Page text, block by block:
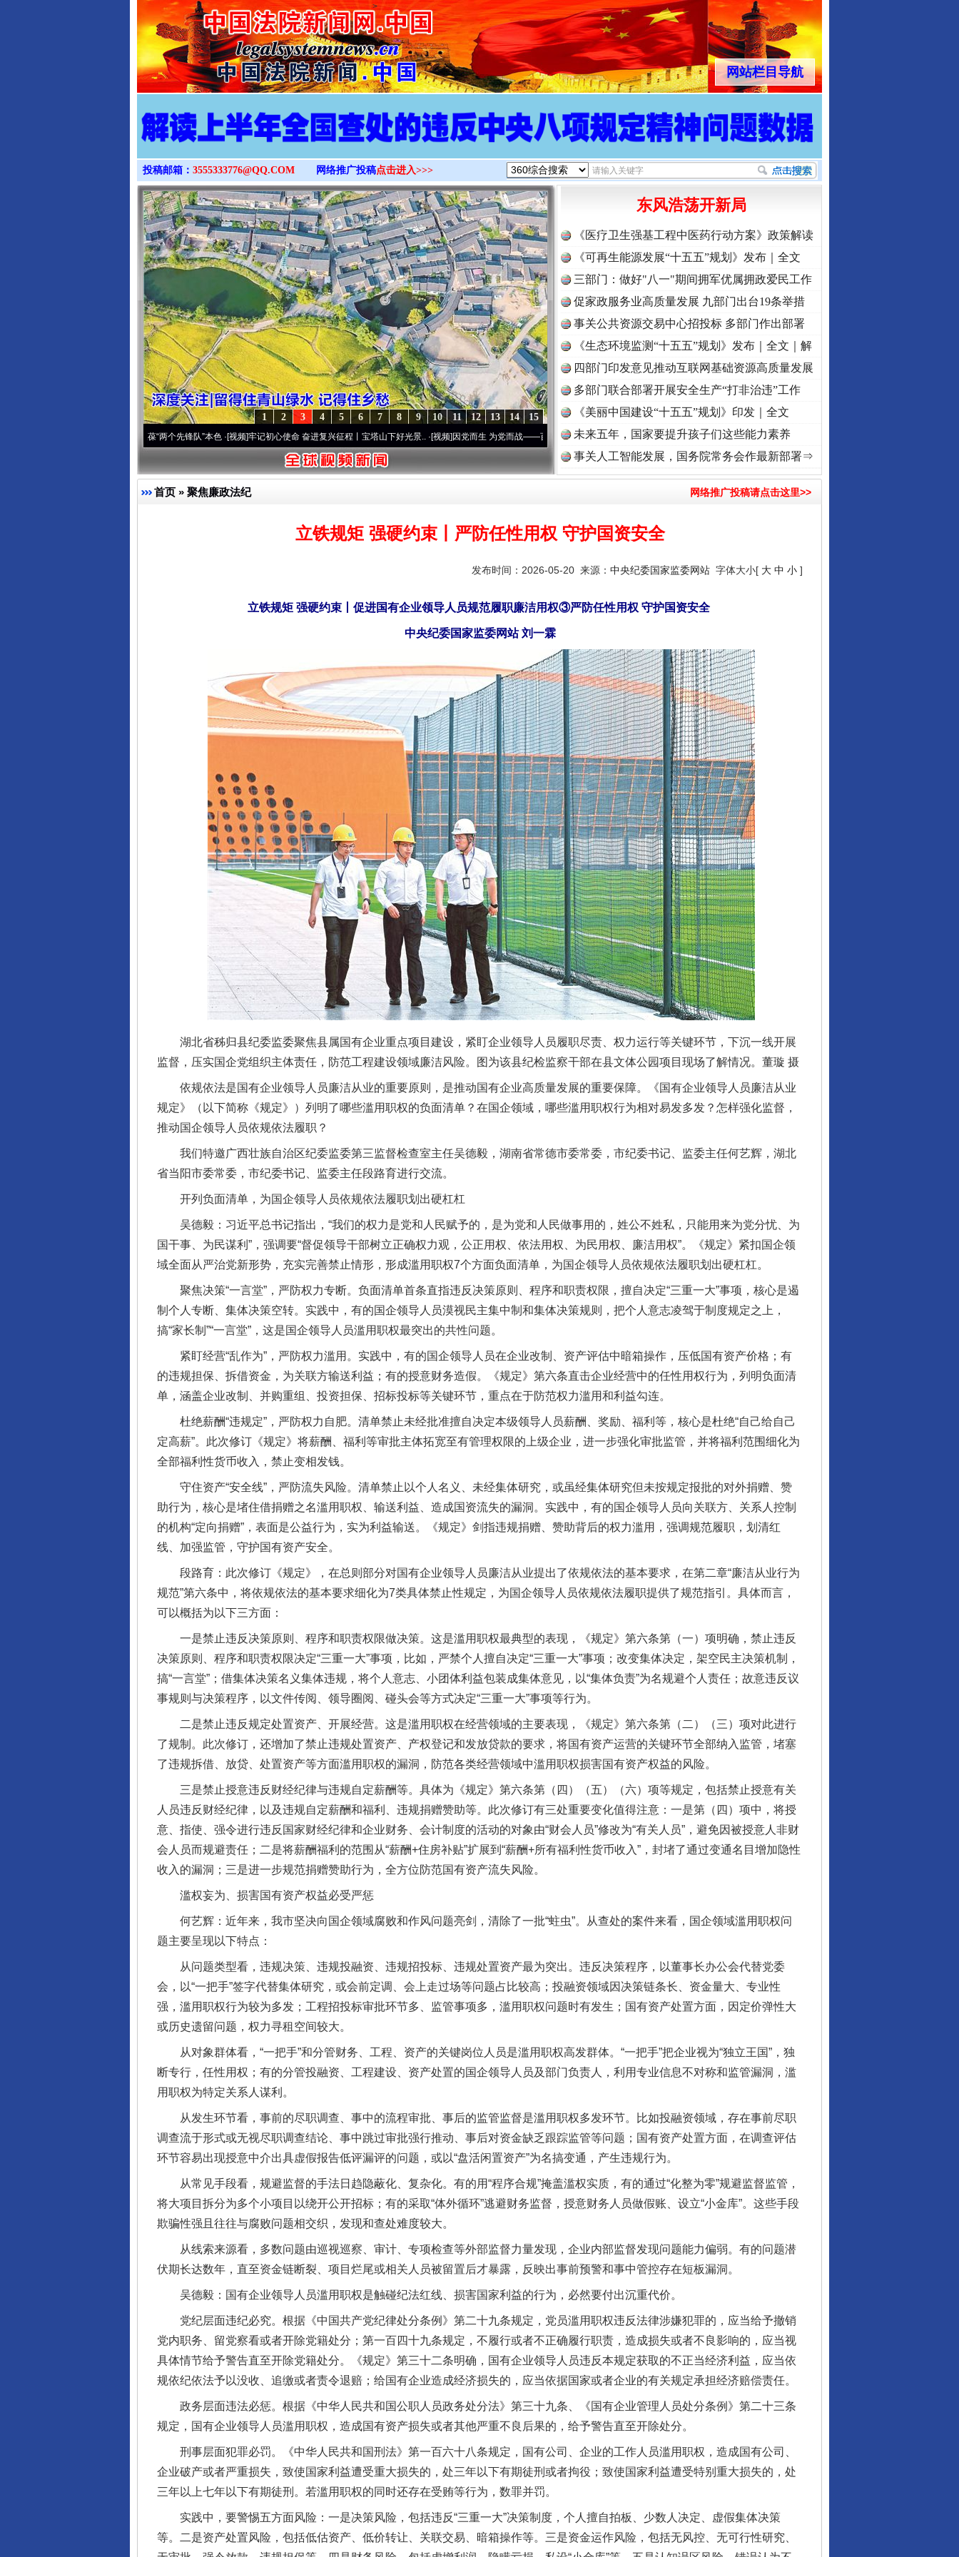
>
网站栏目导航
投稿邮箱： 3555333776@QQ.COM 网络推广投稿点击进入>>>
15
14
13
12
11
10
9
8
7
6
5
4
3
2
1
永葆“两个先锋队”本色·[视频]牢记初心使命 奋进复兴征程丨宝塔山下好光景..·[视频]因党而生 为党而战——百年“纪”事⑧加强纪律..·[视频]牢记初心使命 奋进复兴征程丨“转折之城”激荡..·[视频]
东风浩荡开新局
《医疗卫生强基工程中医药行动方案》政策解读
《可再生能源发展“十五五”规划》发布｜全文
三部门：做好"八一"期间拥军优属拥政爱民工作
促家政服务业高质量发展 九部门出台19条举措
事关公共资源交易中心招投标 多部门作出部署
《生态环境监测“十五五”规划》发布｜全文｜解
读
四部门印发意见推动互联网基础资源高质量发展
多部门联合部署开展安全生产“打非治违”工作
《美丽中国建设“十五五”规划》印发｜全文
未来五年，国家要提升孩子们这些能力素养
事关人工智能发展，国务院常务会作最新部署⇒
首页 » 聚焦廉政法纪 网络推广投稿请点击这里>>
立铁规矩 强硬约束丨严防任性用权 守护国资安全
发布时间：2026-05-20 来源： 中央纪委国家监委网站 字体大小[ 大 中 小 ]
立铁规矩 强硬约束丨促进国有企业领导人员规范履职廉洁用权③严防任性用权 守护国资安全
中央纪委国家监委网站 刘一霖
湖北省秭归县纪委监委聚焦县属国有企业重点项目建设，紧盯企业领导人员履职尽责、权力运行等关键环节，下沉一线开展
监督，压实国企党组织主体责任，防范工程建设领域廉洁风险。图为该县纪检监察干部在县文体公园项目现场了解情况。董璇 摄
依规依法是国有企业领导人员廉洁从业的重要原则，是推动国有企业高质量发展的重要保障。《国有企业领导人员廉洁从业
规定》（以下简称《规定》）列明了哪些滥用职权的负面清单？在国企领域，哪些滥用职权行为相对易发多发？怎样强化监督，
推动国企领导人员依规依法履职？
我们特邀广西壮族自治区纪委监委第三监督检查室主任吴德毅，湖南省常德市委常委，市纪委书记、监委主任何艺辉，湖北
省当阳市委常委，市纪委书记、监委主任段路育进行交流。
开列负面清单，为国企领导人员依规依法履职划出硬杠杠
吴德毅：习近平总书记指出，“我们的权力是党和人民赋予的，是为党和人民做事用的，姓公不姓私，只能用来为党分忧、为
国干事、为民谋利”，强调要“督促领导干部树立正确权力观，公正用权、依法用权、为民用权、廉洁用权”。《规定》紧扣国企领
域全面从严治党新形势，充实完善禁止情形，形成滥用职权7个方面负面清单，为国企领导人员依规依法履职划出硬杠杠。
聚焦决策“一言堂”，严防权力专断。负面清单首条直指违反决策原则、程序和职责权限，擅自决定“三重一大”事项，核心是遏
制个人专断、集体决策空转。实践中，有的国企领导人员漠视民主集中制和集体决策规则，把个人意志凌驾于制度规定之上，
搞“家长制”“一言堂”，这是国企领导人员滥用职权最突出的共性问题。
紧盯经营“乱作为”，严防权力滥用。实践中，有的国企领导人员在企业改制、资产评估中暗箱操作，压低国有资产价格；有
的违规担保、拆借资金，为关联方输送利益；有的授意财务造假。《规定》第六条直击企业经营中的任性用权行为，列明负面清
单，涵盖企业改制、并购重组、投资担保、招标投标等关键环节，重点在于防范权力滥用和利益勾连。
杜绝薪酬“违规定”，严防权力自肥。清单禁止未经批准擅自决定本级领导人员薪酬、奖励、福利等，核心是杜绝“自己给自己
定高薪”。此次修订《规定》将薪酬、福利等审批主体拓宽至有管理权限的上级企业，进一步强化审批监管，并将福利范围细化为
全部福利性货币收入，禁止变相发钱。
守住资产“安全线”，严防流失风险。清单禁止以个人名义、未经集体研究，或虽经集体研究但未按规定报批的对外捐赠、赞
助行为，核心是堵住借捐赠之名滥用职权、输送利益、造成国资流失的漏洞。实践中，有的国企领导人员向关联方、关系人控制
的机构“定向捐赠”，表面是公益行为，实为利益输送。《规定》剑指违规捐赠、赞助背后的权力滥用，强调规范履职，划清红
线、加强监管，守护国有资产安全。
段路育：此次修订《规定》，在总则部分对国有企业领导人员廉洁从业提出了依规依法的基本要求，在第二章“廉洁从业行为
规范”第六条中，将依规依法的基本要求细化为7类具体禁止性规定，为国企领导人员依规依法履职提供了规范指引。具体而言，
可以概括为以下三方面：
一是禁止违反决策原则、程序和职责权限做决策。这是滥用职权最典型的表现，《规定》第六条第（一）项明确，禁止违反
决策原则、程序和职责权限决定“三重一大”事项，比如，严禁个人擅自决定“三重一大”事项；改变集体决定，架空民主决策机制，
搞“一言堂”；借集体决策名义集体违规，将个人意志、小团体利益包装成集体意见，以“集体负责”为名规避个人责任；故意违反议
事规则与决策程序，以文件传阅、领导圈阅、碰头会等方式决定“三重一大”事项等行为。
二是禁止违反规定处置资产、开展经营。这是滥用职权在经营领域的主要表现，《规定》第六条第（二）（三）项对此进行
了规制。此次修订，还增加了禁止违规处置资产、产权登记和发放贷款的要求，将国有资产运营的关键环节全部纳入监管，堵塞
了违规拆借、放贷、处置资产等方面滥用职权的漏洞，防范各类经营领域中滥用职权损害国有资产权益的风险。
三是禁止授意违反财经纪律与违规自定薪酬等。具体为《规定》第六条第（四）（五）（六）项等规定，包括禁止授意有关
人员违反财经纪律，以及违规自定薪酬和福利、违规捐赠赞助等。此次修订有三处重要变化值得注意：一是第（四）项中，将授
意、指使、强令进行违反国家财经纪律和企业财务、会计制度的活动的对象由“财会人员”修改为“有关人员”，避免因被授意人非财
会人员而规避责任；二是将薪酬福利的范围从“薪酬+住房补贴”扩展到“薪酬+所有福利性货币收入”，封堵了通过变通名目增加隐性
收入的漏洞；三是进一步规范捐赠赞助行为，全方位防范国有资产流失风险。
滥权妄为、损害国有资产权益必受严惩
何艺辉：近年来，我市坚决向国企领域腐败和作风问题亮剑，清除了一批“蛀虫”。从查处的案件来看，国企领域滥用职权问
题主要呈现以下特点：
从问题类型看，违规决策、违规投融资、违规招投标、违规处置资产最为突出。违反决策程序，以董事长办公会代替党委
会，以“一把手”签字代替集体研究，或会前定调、会上走过场等问题占比较高；投融资领域因决策链条长、资金量大、专业性
强，滥用职权行为较为多发；工程招投标审批环节多、监管事项多，滥用职权问题时有发生；国有资产处置方面，因定价弹性大
或历史遗留问题，权力寻租空间较大。
从对象群体看，“一把手”和分管财务、工程、资产的关键岗位人员是滥用职权高发群体。“一把手”把企业视为“独立王国”，独
断专行，任性用权；有的分管投融资、工程建设、资产处置的国企领导人员及部门负责人，利用专业信息不对称和监管漏洞，滥
用职权为特定关系人谋利。
从发生环节看，事前的尽职调查、事中的流程审批、事后的监管监督是滥用职权多发环节。比如投融资领域，存在事前尽职
调查流于形式或无视尽职调查结论、事中跳过审批强行推动、事后对资金缺乏跟踪监管等问题；国有资产处置方面，在调查评估
环节容易出现授意中介出具虚假报告低评漏评的问题，或以“盘活闲置资产”为名搞变通，产生违规行为。
从常见手段看，规避监督的手法日趋隐蔽化、复杂化。有的用“程序合规”掩盖滥权实质，有的通过“化整为零”规避监督监管，
将大项目拆分为多个小项目以绕开公开招标；有的采取“体外循环”逃避财务监督，授意财务人员做假账、设立“小金库”。这些手段
欺骗性强且往往与腐败问题相交织，发现和查处难度较大。
从线索来源看，多数问题由巡视巡察、审计、专项检查等外部监督力量发现，企业内部监督发现问题能力偏弱。有的问题潜
伏期长达数年，直至资金链断裂、项目烂尾或相关人员被留置后才暴露，反映出事前预警和事中管控存在短板漏洞。
吴德毅：国有企业领导人员滥用职权是触碰纪法红线、损害国家利益的行为，必然要付出沉重代价。
党纪层面违纪必究。根据《中国共产党纪律处分条例》第二十九条规定，党员滥用职权违反法律涉嫌犯罪的，应当给予撤销
党内职务、留党察看或者开除党籍处分；第一百四十九条规定，不履行或者不正确履行职责，造成损失或者不良影响的，应当视
具体情节给予警告直至开除党籍处分。《规定》第三十二条明确，国有企业领导人员违反本规定获取的不正当经济利益，应当依
规依纪依法予以没收、追缴或者责令退赔；给国有企业造成经济损失的，应当依据国家或者企业的有关规定承担经济赔偿责任。
政务层面违法必惩。根据《中华人民共和国公职人员政务处分法》第三十九条、《国有企业管理人员处分条例》第二十三条
规定，国有企业领导人员滥用职权，造成国有资产损失或者其他严重不良后果的，给予警告直至开除处分。
刑事层面犯罪必罚。《中华人民共和国刑法》第一百六十八条规定，国有公司、企业的工作人员滥用职权，造成国有公司、
企业破产或者严重损失，致使国家利益遭受重大损失的，处三年以下有期徒刑或者拘役；致使国家利益遭受特别重大损失的，处
三年以上七年以下有期徒刑。若滥用职权的同时还存在受贿等行为，数罪并罚。
实践中，要警惕五方面风险：一是决策风险，包括违反“三重一大”决策制度，个人擅自拍板、少数人决定、虚假集体决策
等。二是资产处置风险，包括低估资产、低价转让、关联交易、暗箱操作等。三是资金运作风险，包括无风控、无可行性研究、